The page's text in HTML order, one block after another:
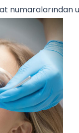
numaralarından